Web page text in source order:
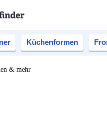
Küchenformen
& mehr